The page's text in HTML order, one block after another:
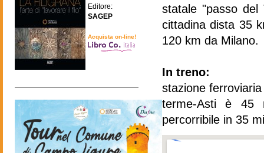
Editore:
SAGEP
Acquista on-line!
statale "passo
cittadina dista 35
120 km da Milano.
In treno:
stazione
terme-Asti è 45
percorribile in 35